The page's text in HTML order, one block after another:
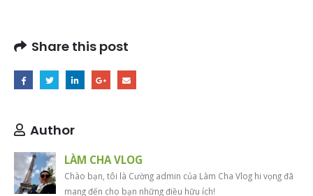
Share this post
Author
LÀM CHA VLOG
Chào bạn, tôi là Cường admin của Làm Cha Vlog hi vọng đã
mang đến cho bạn những điều hữu ích!